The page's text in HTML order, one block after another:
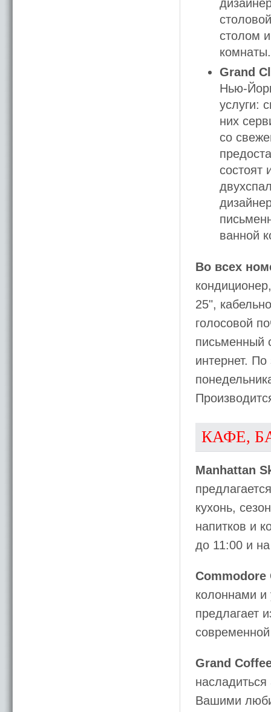
столом
Grand
Нью-
услуги:
них
со
состоят
ванной
Во всех
25",
голосовой
письменный
интернет.
КАФЕ,
Manhattan
кухонь,
напитков и
до 11:00 и
колоннами
предлагает
Grand
Вашими